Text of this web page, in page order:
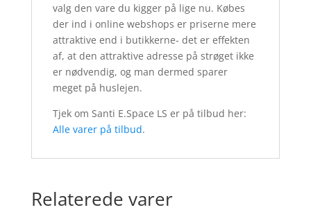
valg den vare du kigger på lige nu. Købes
der ind i online webshops er priserne mere
attraktive end i butikkerne- det er effekten
af, at den attraktive adresse på strøget ikke
er nødvendig, og man dermed sparer
meget på huslejen.
Tjek om Santi E.Space LS er på tilbud her:
Alle varer på tilbud.
Relaterede varer